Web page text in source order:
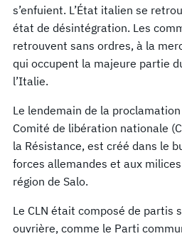
s’enfuient. L’État italien se
état de désintégration. Les
retrouvent sans ordres, à la
qui occupent la majeure partie
l’Italie.
Le lendemain de la
Comité de libération nationale
la Résistance, est créé dans le
forces allemandes et aux
région de Salo.
Le CLN était composé de partis
ouvrière, comme le Parti